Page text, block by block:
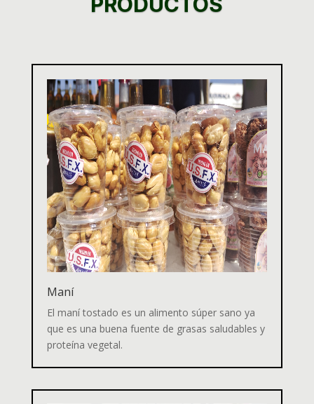
Maní
El maní tostado es un alimento súper sano ya
que es una buena fuente de grasas saludables y
proteína vegetal.